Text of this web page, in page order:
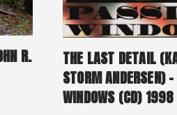
R.
THE LAST DETAIL
STORM ANDERSEN)
WINDOWS (CD) 1998